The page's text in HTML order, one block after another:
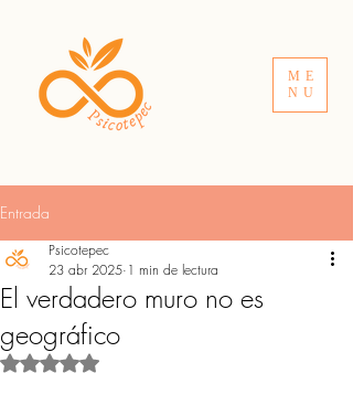
ME
NU
Entrada
El verdadero muro no es
geográfico
Psicotepec
23 abr 2025 1 min de lectura
Obtuvo NaN de 5 estrellas.